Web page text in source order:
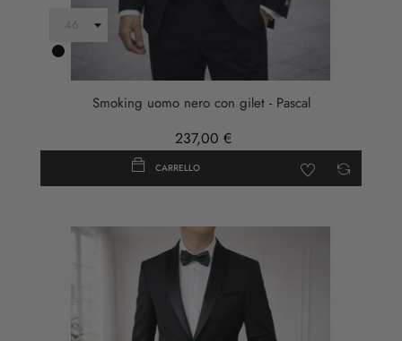
Nero
Smoking uomo nero con gilet - Pascal
237,00 €
CARRELLO